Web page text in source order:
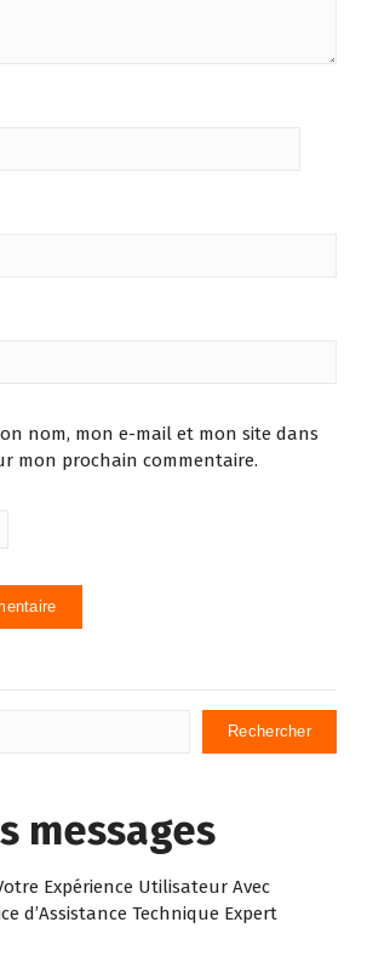
nom, mon e-mail et mon site dans
mon prochain commentaire.
Rechercher
messages
Expérience Utilisateur Avec
d’Assistance Technique Expert